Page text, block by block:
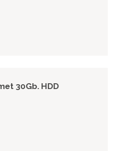
30Gb. HDD